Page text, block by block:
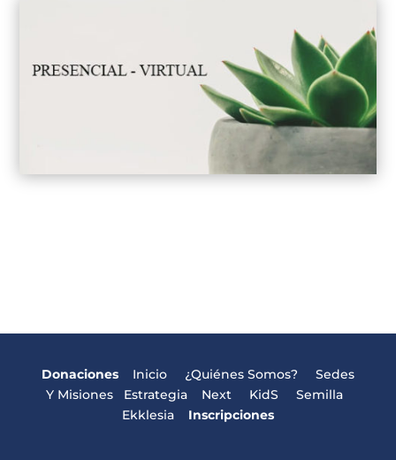
Donaciones Inicio ¿Quiénes Somos? Sedes
Y Misiones
EstrategiaNext KidS
Semilla
Ekklesia
Inscripciones